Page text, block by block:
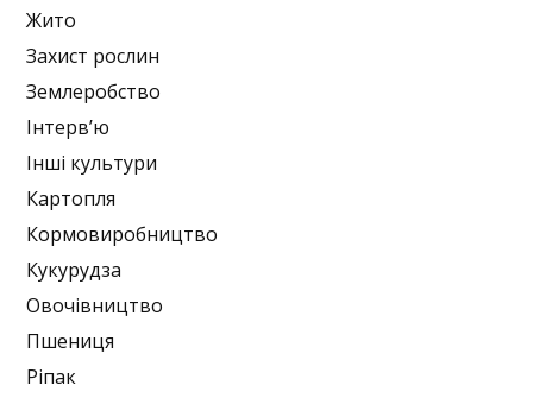
Жито
Захист рослин
Землеробство
Інтерв’ю
Інші культури
Картопля
Кормовиробництво
Кукурудза
Овочівництво
Пшениця
Ріпак